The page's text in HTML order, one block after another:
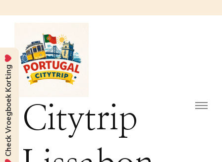
Citytrip
Check Vroegboek Korting